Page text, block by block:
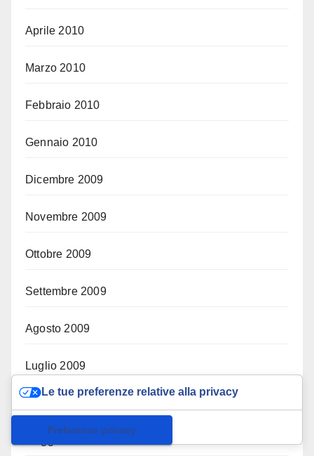
Aprile 2010
Marzo 2010
Febbraio 2010
Gennaio 2010
Dicembre 2009
Novembre 2009
Ottobre 2009
Settembre 2009
Agosto 2009
Luglio 2009
Le tue preferenze relative alla privacy
Informativa sulla raccolta